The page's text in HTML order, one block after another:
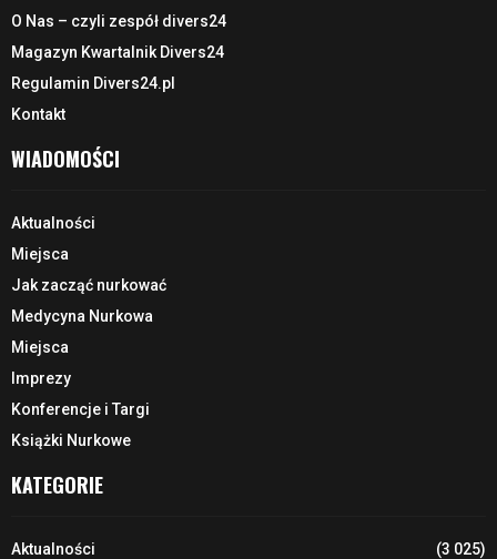
O Nas – czyli zespół divers24
Magazyn Kwartalnik Divers24
Regulamin Divers24.pl
Kontakt
WIADOMOŚCI
Aktualności
Miejsca
Jak zacząć nurkować
Medycyna Nurkowa
Miejsca
Imprezy
Konferencje i Targi
Książki Nurkowe
KATEGORIE
Aktualności
(3 025)